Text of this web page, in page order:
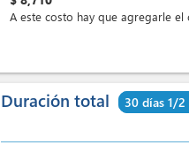
A este costo hay que agregarle
Duración total 30 días 1/2